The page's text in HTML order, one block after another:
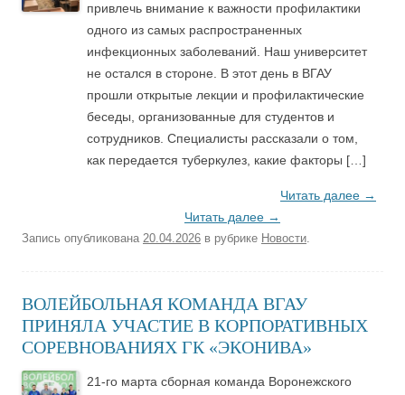
привлечь внимание к важности профилактики
одного из самых распространенных
инфекционных заболеваний. Наш университет
не остался в стороне. В этот день в ВГАУ
прошли открытые лекции и профилактические
беседы, организованные для студентов и
сотрудников. Специалисты рассказали о том,
как передается туберкулез, какие факторы […]
Читать далее →
Читать далее →
Запись опубликована 20.04.2026 в рубрике Новости.
ВОЛЕЙБОЛЬНАЯ КОМАНДА ВГАУ
ПРИНЯЛА УЧАСТИЕ В КОРПОРАТИВНЫХ
СОРЕВНОВАНИЯХ ГК «ЭКОНИВА»
21-го марта сборная команда Воронежского